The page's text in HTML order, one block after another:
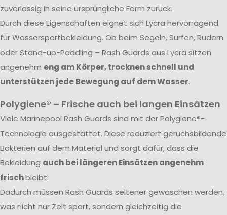
zuverlässig in seine ursprüngliche Form zurück.
Durch diese Eigenschaften eignet sich Lycra hervorragend
für Wassersportbekleidung. Ob beim Segeln, Surfen, Rudern
oder Stand-up-Paddling – Rash Guards aus Lycra sitzen
angenehm eng am Körper, trocknen schnell und
unterstützen jede Bewegung auf dem Wasser.
Polygiene® – Frische auch bei langen Einsätzen
Viele Marinepool Rash Guards sind mit der Polygiene®-
Technologie ausgestattet. Diese reduziert geruchsbildende
Bakterien auf dem Material und sorgt dafür, dass die
Bekleidung auch bei längeren Einsätzen angenehm
frischbleibt.
Dadurch müssen Rash Guards seltener gewaschen werden,
was nicht nur Zeit spart, sondern gleichzeitig die